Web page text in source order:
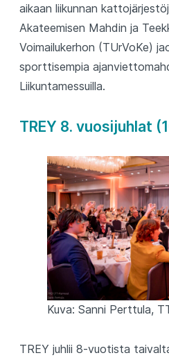
aikaan liikunnan
Akateemisen Mahdin ja
Voimailukerhon (TUrVoKe)
sporttisempia
Liikuntamessuilla.
TREY 8. vuosijuhlat
Kuva: Sanni Perttula,
TREY juhlii 8-vuotista